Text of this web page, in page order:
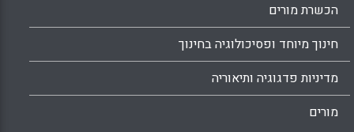
הכשרת מורים
חינוך מיוחד ופסיכולוגיה בחינוך
מדיניות פדגוגיה ותיאוריה
מורים